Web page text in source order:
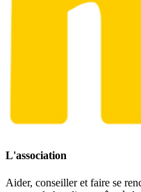
L'association
Aider, conseiller et faire se